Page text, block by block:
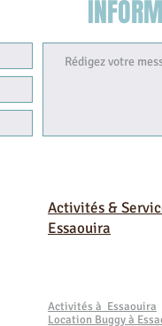
Activités &
Essaouira
Activités à Essaouira
Location Buggy à